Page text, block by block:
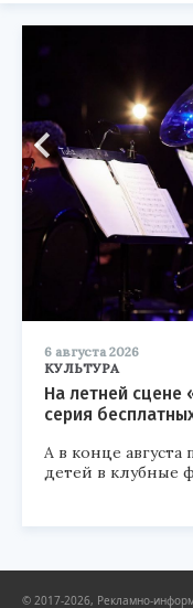
6 августа 2026
КУЛЬТУРА
На летней
серия
А в конце августа
детей в клубные
© 2017-2026, Рекламно-